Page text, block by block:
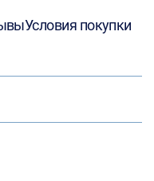
Условия покупки